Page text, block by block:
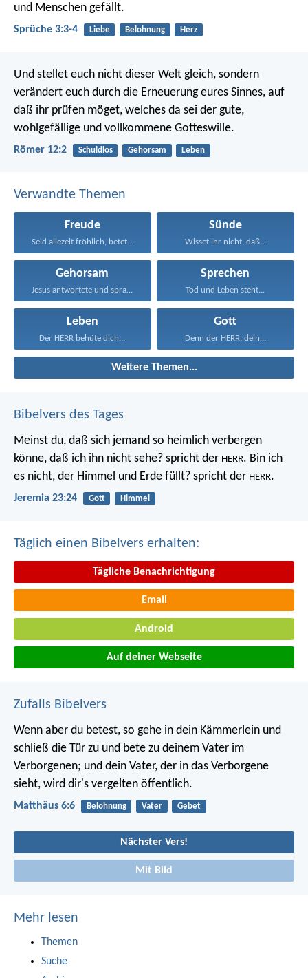
und Menschen gefällt.
Sprüche 3:3-4 Liebe Belohnung Herz
Und stellet euch nicht dieser Welt gleich, sondern
verändert euch durch die Erneuerung eures Sinnes, auf
daß ihr prüfen möget, welches da sei der gute,
wohlgefällige und vollkommene Gotteswille.
Römer 12:2 Schuldlos Gehorsam Leben
Verwandte Themen
Freude
Seid allezeit fröhlich, betet...
Sünde
Wisset ihr nicht, daß...
Gehorsam
Jesus antwortete und sprach...
Sprechen
Tod und Leben steht...
Leben
Der HERR behüte dich...
Gott
Denn der HERR, dein...
Weitere Themen...
Bibelvers des Tages
Meinst du, daß sich jemand so heimlich verbergen
könne, daß ich ihn nicht sehe? spricht der HERR. Bin ich
es nicht, der Himmel und Erde füllt? spricht der HERR.
Jeremia 23:24 Gott Himmel
Täglich einen Bibelvers erhalten:
Tägliche Benachrichtigung
Email
Android
Auf deiner Webseite
Zufalls Bibelvers
Wenn aber du betest, so gehe in dein Kämmerlein und
schließ die Tür zu und bete zu deinem Vater im
Verborgenen; und dein Vater, der in das Verborgene
sieht, wird dir's vergelten öffentlich.
Matthäus 6:6 Belohnung Vater Gebet
Nächster Vers!
Mit Bild
Mehr lesen
Themen
Suche